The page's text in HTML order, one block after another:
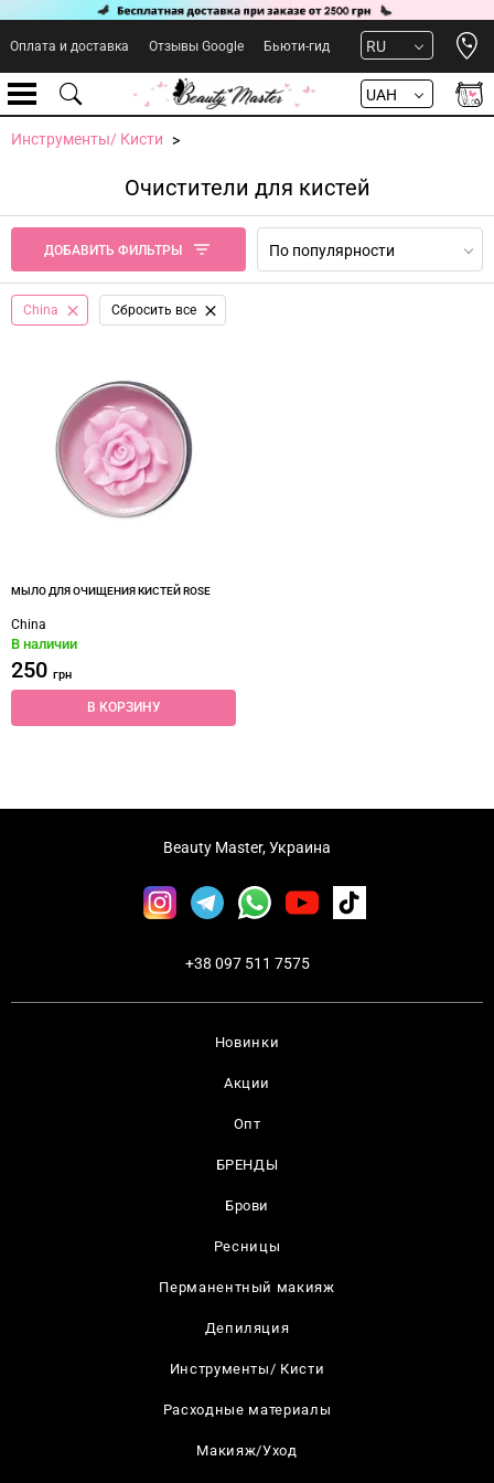
Оплата и доставка Отзывы Google Бьюти-гид RU
UAH
Инструменты/ Кисти
Очистители для кистей
ДОБАВИТЬ ФИЛЬТРЫ По популярности
China Сбросить все
МЫЛО ДЛЯ ОЧИЩЕНИЯ КИСТЕЙ ROSE
China
В наличии
250 грн
В КОРЗИНУ
Новинки
Акции
Опт
БРЕНДЫ
Брови
Ресницы
Перманентный макияж
Депиляция
Инструменты/ Кисти
Расходные материалы
Макияж/Уход
Beauty Master, Украина
+38 097 511 7575